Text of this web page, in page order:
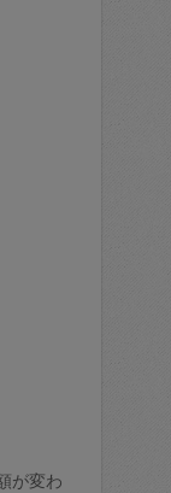
が変わ